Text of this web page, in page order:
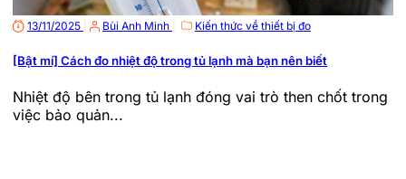
13/11/2025 Bùi Anh Minh Kiến thức về thiết bị đo
[Bật mí] Cách đo nhiệt độ trong tủ lạnh mà bạn nên biết
Nhiệt độ bên trong tủ lạnh đóng vai trò then chốt trong
việc bảo quản...